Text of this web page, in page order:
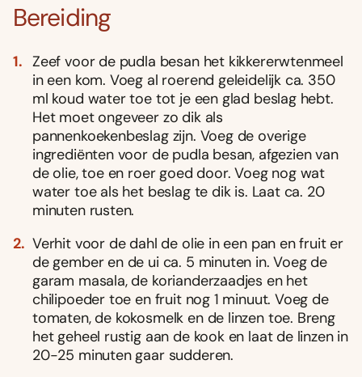
Bereiding
Zeef voor de pudla besan het kikkererwtenmeel
in een kom. Voeg al roerend geleidelijk ca. 350
ml koud water toe tot je een glad beslag hebt.
Het moet ongeveer zo dik als
pannenkoekenbeslag zijn. Voeg de overige
ingrediënten voor de pudla besan, afgezien van
de olie, toe en roer goed door. Voeg nog wat
water toe als het beslag te dik is. Laat ca. 20
minuten rusten.
Verhit voor de dahl de olie in een pan en fruit er
de gember en de ui ca. 5 minuten in. Voeg de
garam masala, de korianderzaadjes en het
chilipoeder toe en fruit nog 1 minuut. Voeg de
tomaten, de kokosmelk en de linzen toe. Breng
het geheel rustig aan de kook en laat de linzen in
20-25 minuten gaar sudderen.